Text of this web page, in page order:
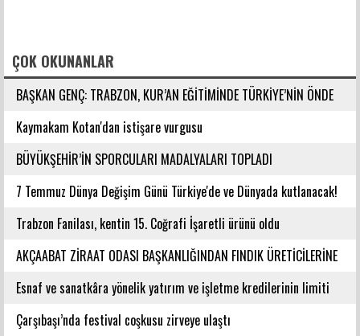
ÇOK OKUNANLAR
BAŞKAN GENÇ: TRABZON, KUR’AN EĞİTİMİNDE TÜRKİYE’NİN ÖNDE
GELEN ŞEHİRLERİNDENDİR
Kaymakam Kotan'dan istişare vurgusu
BÜYÜKŞEHİR’İN SPORCULARI MADALYALARI TOPLADI
7 Temmuz Dünya Değişim Günü Türkiye'de ve Dünyada kutlanacak!
Trabzon Fanilası, kentin 15. Coğrafi İşaretli ürünü oldu
AKÇAABAT ZİRAAT ODASI BAŞKANLIĞINDAN FINDIK ÜRETİCİLERİNE
AĞUSTOS AYI İÇİN UYARI!
Esnaf ve sanatkâra yönelik yatırım ve işletme kredilerinin limiti
artırıldı
Çarşıbaşı’nda festival coşkusu zirveye ulaştı